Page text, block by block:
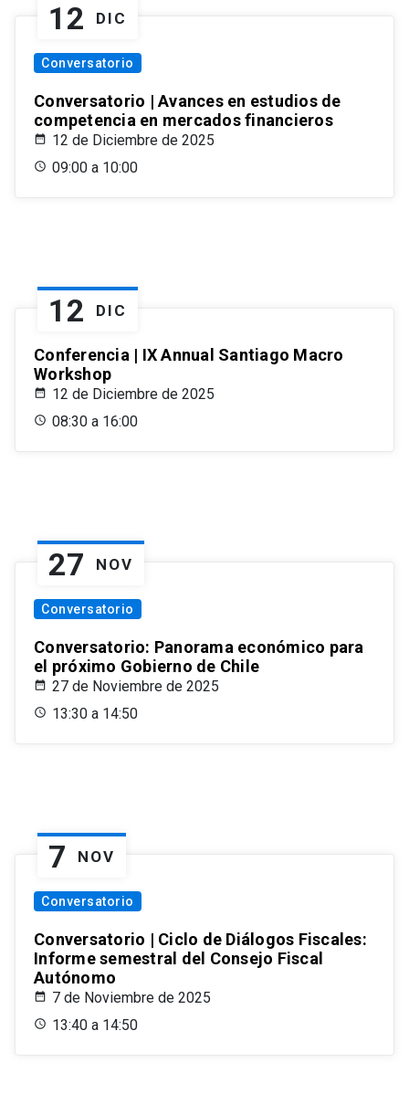
12 DIC
Conversatorio
Conversatorio | Avances en estudios de
competencia en mercados financieros
12 de Diciembre de 2025
09:00 a 10:00
12 DIC
Conferencia | IX Annual Santiago Macro
Workshop
12 de Diciembre de 2025
08:30 a 16:00
27 NOV
Conversatorio
Conversatorio: Panorama económico para
el próximo Gobierno de Chile
27 de Noviembre de 2025
13:30 a 14:50
7 NOV
Conversatorio
Conversatorio | Ciclo de Diálogos Fiscales:
Informe semestral del Consejo Fiscal
Autónomo
7 de Noviembre de 2025
13:40 a 14:50